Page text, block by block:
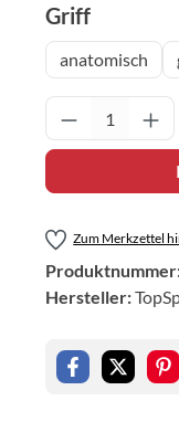
Griff
anatomisch
Produkt
Zum Merkzettel
Hersteller: